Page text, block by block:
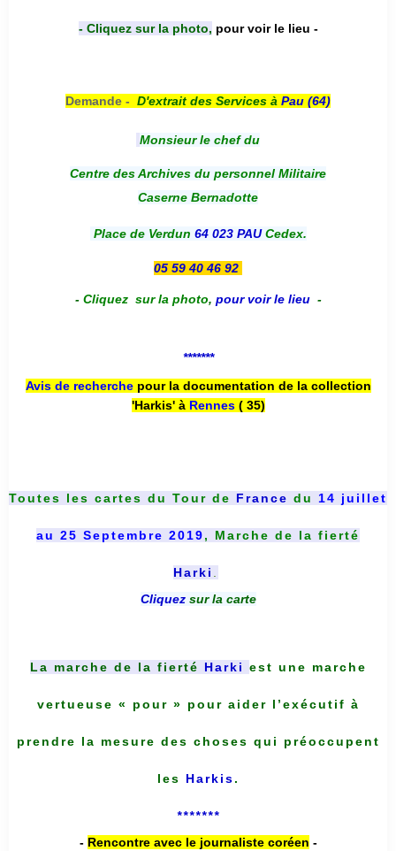
- Cliquez sur la photo, pour voir le lieu -
Demande - D'extrait des Services à Pau (64)
Monsieur le chef du
Centre des Archives du personnel Militaire
Caserne Bernadotte
Place de Verdun 64 023 PAUCedex.
05 59 40 46 92
- Cliquez sur la photo, pour voir le lieu -
*******
Avis de recherche pour la documentation de la collection
'Harkis' à Rennes( 35)
Toutes les cartes du Tour de France du 14 juillet
au 25 Septembre 2019, Marche de la fierté
Harki
Cliquez sur la carte
La marche de la fierté Harki est une marche
vertueuse « pour » pour aider l’exécutif à
prendre la mesure des choses qui préoccupent
les Harkis.
*******
- Rencontre avec le journaliste coréen -